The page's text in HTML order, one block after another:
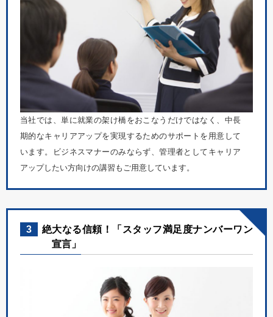
当社では、単に就業の架け橋をおこなうだけではなく、中長
期的なキャリアアップを実現するためのサポートを用意して
います。ビジネスマナーのみならず、管理者としてキャリア
アップしたい方向けの講習もご用意しています。
3
絶大なる信頼！「スタッフ満足度ナンバーワン
宣言」